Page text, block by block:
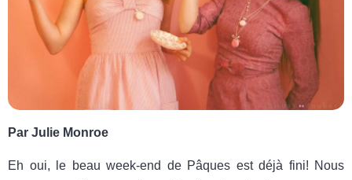
Par Julie Monroe
Eh oui, le beau week-end de Pâques est déjà fini! Nous